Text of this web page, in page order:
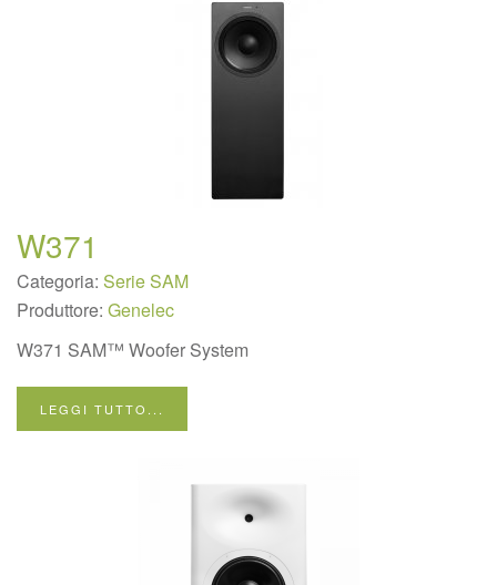
W371
Categoria: Serie SAM
Produttore: Genelec
W371 SAM™ Woofer System
LEGGI TUTTO...